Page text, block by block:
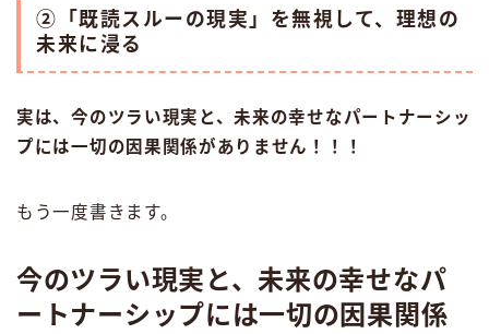
②「既読スルーの現実」を無視して、理想の
未来に浸る
実は、今のツラい現実と、未来の幸せなパートナーシッ
プには一切の因果関係がありません！！！
もう一度書きます。
今のツラい現実と、未来の幸せなパ
ートナーシップには一切の因果関係